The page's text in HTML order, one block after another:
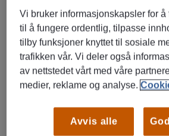
Klargjøring og oppfølging av
Intern kundebehandling og
Serviceinnkallinger og
Kvalitetssikring av intern og
Kvalifikasjoner
Vi bruker informasjonskapsler for å
til å fungere ordentlig, tilpasse
tilby funksjoner knyttet til sosiale
trafikken vår. Vi deler også
av nettstedet vårt med våre
medier, reklame og analyse.
Avvis alle